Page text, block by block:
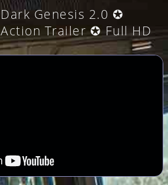
.
Dark Genesis 2.0 ✪
Action Trailer ✪ Full HD